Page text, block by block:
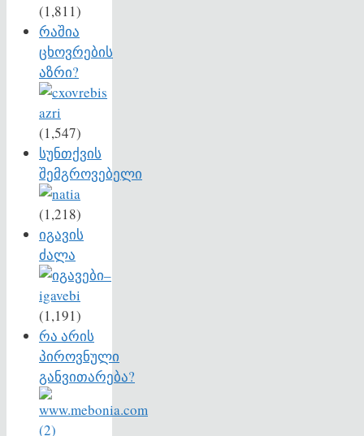
(1,811)
რაშია
ცხოვრების
აზრი?
(1,547)
სუნთქვის
შემგროვებელი
(1,218)
იგავის
ძალა
(1,191)
რა არის
პიროვნული
განვითარება?